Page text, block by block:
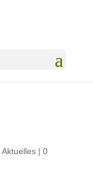
Aktuelles| 0